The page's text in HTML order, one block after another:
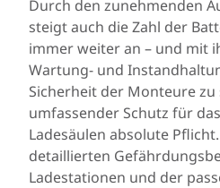
Durch den zunehmenden
steigt auch die Zahl der
immer weiter an – und mit
Wartung- und
Sicherheit der Monteure zu
umfassender Schutz für
Ladesäulen absolute
detaillierten
Ladestationen und der